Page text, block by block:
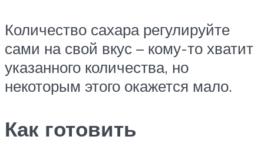
Количество сахара регулируйте
сами на свой вкус – кому-то хватит
указанного количества, но
некоторым этого окажется мало.
Как готовить